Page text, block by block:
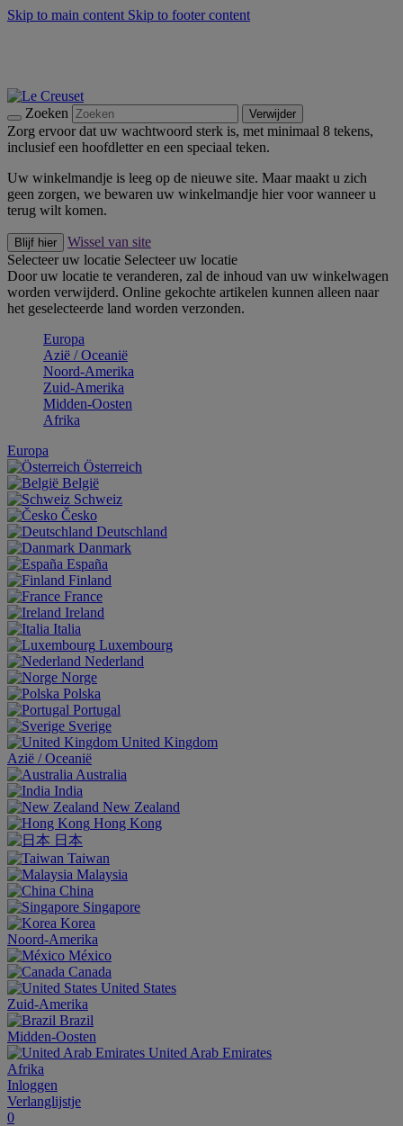
Skip to main content Skip to footer content
Zoeken Verwijder
Zorg ervoor dat uw wachtwoord sterk is, met minimaal 8 tekens,
inclusief een hoofdletter en een speciaal teken.
Uw winkelmandje is leeg op de nieuwe site. Maar maakt u zich
geen zorgen, we bewaren uw winkelmandje hier voor wanneer u
terug wilt komen.
Blijf hier
Wissel van site
Selecteer uw locatie Selecteer uw locatie
Door uw locatie te veranderen, zal de inhoud van uw winkelwagen
worden verwijderd. Online gekochte artikelen kunnen alleen naar
het geselecteerde land worden verzonden.
Europa
Aziё / Oceaniё
Noord-Amerika
Zuid-Amerika
Midden-Oosten
Afrika
Europa
Österreich
België
Schweiz
Česko
Deutschland
Danmark
España
Finland
France
Ireland
Italia
Luxembourg
Nederland
Norge
Polska
Portugal
Sverige
United Kingdom
Aziё / Oceaniё
Australia
India
New Zealand
Hong Kong
日本
Taiwan
Malaysia
China
Singapore
Korea
Noord-Amerika
México
Canada
United States
Zuid-Amerika
Brazil
Midden-Oosten
United Arab Emirates
Afrika
Inloggen
Verlanglijstje
0